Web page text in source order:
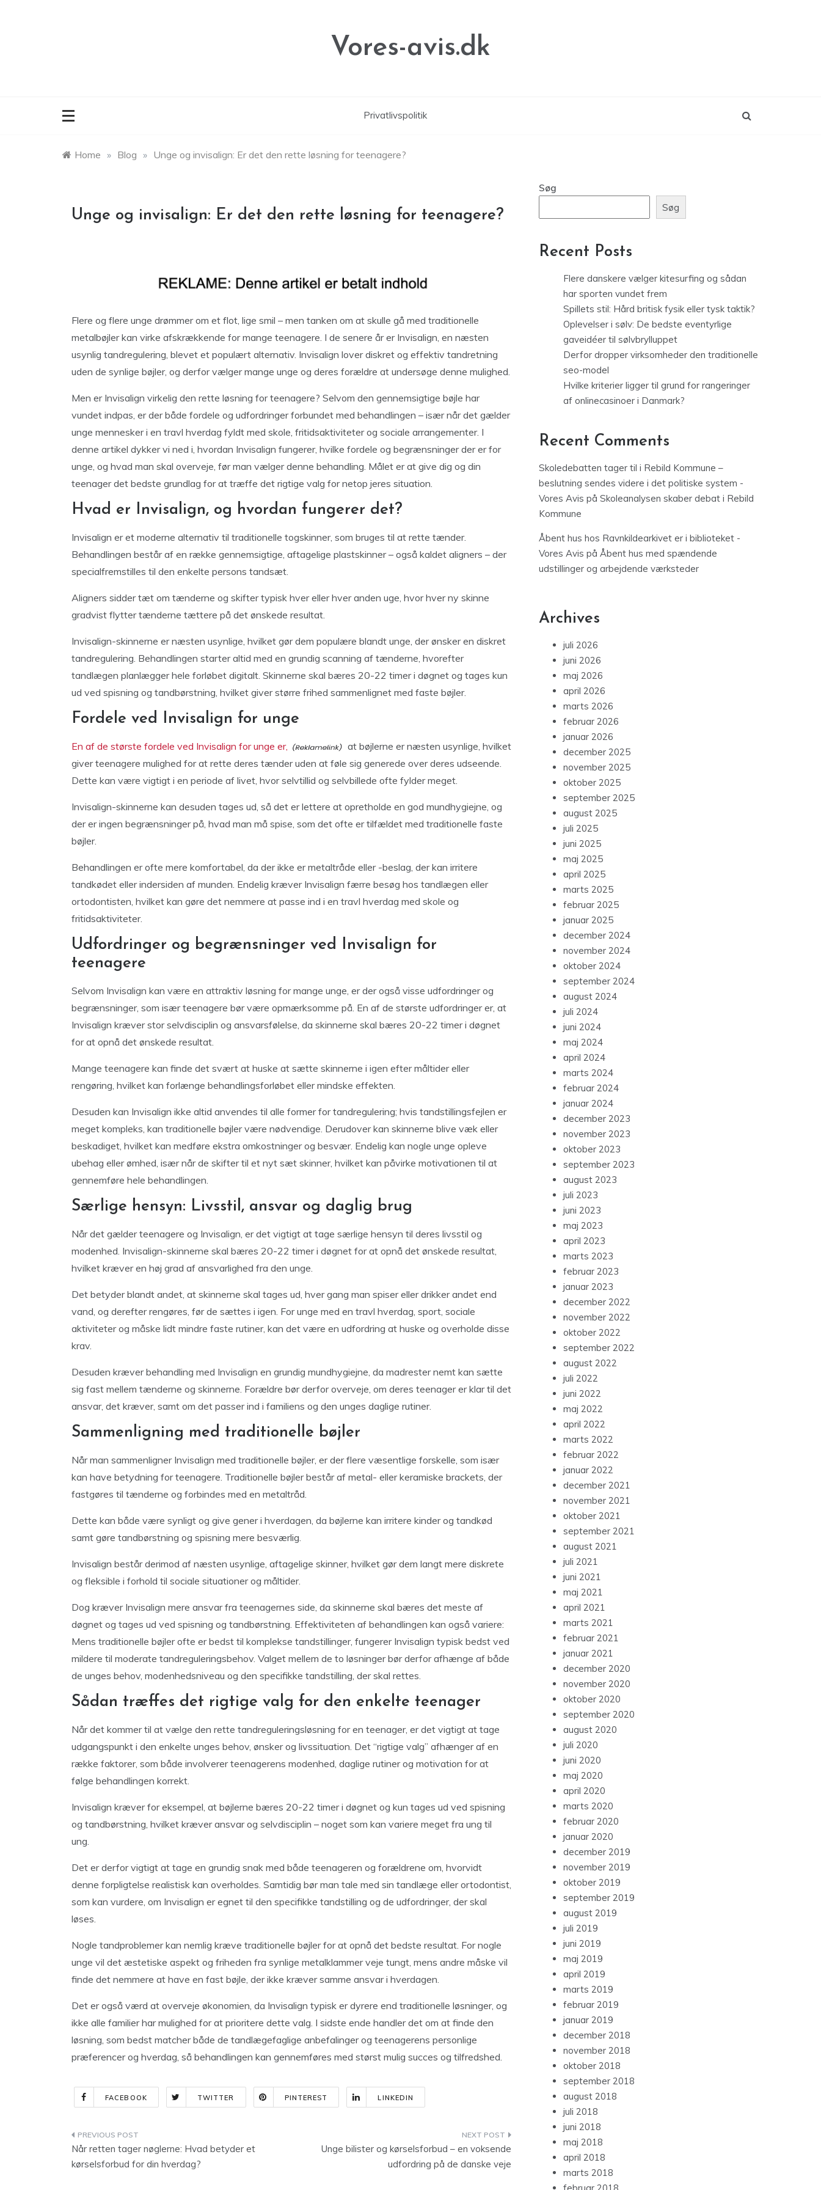
Vores-avis.dk
Privatlivspolitik
Home » Blog » Unge og invisalign: Er det den rette løsning for teenagere?
Unge og invisalign: Er det den rette løsning for teenagere?
Flere og flere unge drømmer om et flot, lige smil – men tanken om at skulle gå med traditionelle
metalbøjler kan virke afskrækkende for mange teenagere. I de senere år er Invisalign, en næsten
usynlig tandregulering, blevet et populært alternativ. Invisalign lover diskret og effektiv tandretning
uden de synlige bøjler, og derfor vælger mange unge og deres forældre at undersøge denne mulighed.
Men er Invisalign virkelig den rette løsning for teenagere? Selvom den gennemsigtige bøjle har
vundet indpas, er der både fordele og udfordringer forbundet med behandlingen – især når det gælder
unge mennesker i en travl hverdag fyldt med skole, fritidsaktiviteter og sociale arrangementer. I
denne artikel dykker vi ned i, hvordan Invisalign fungerer, hvilke fordele og begrænsninger der er for
unge, og hvad man skal overveje, før man vælger denne behandling. Målet er at give dig og din
teenager det bedste grundlag for at træffe det rigtige valg for netop jeres situation.
Hvad er Invisalign, og hvordan fungerer det?
Invisalign er et moderne alternativ til traditionelle togskinner, som bruges til at rette tænder.
Behandlingen består af en række gennemsigtige, aftagelige plastskinner – også kaldet aligners – der
specialfremstilles til den enkelte persons tandsæt.
Aligners sidder tæt om tænderne og skifter typisk hver eller hver anden uge, hvor hver ny skinne
gradvist flytter tænderne tættere på det ønskede resultat.
Invisalign-skinnerne er næsten usynlige, hvilket gør dem populære blandt unge, der ønsker en diskret
tandregulering. Behandlingen starter altid med en grundig scanning af tænderne, hvorefter
tandlægen planlægger hele forløbet digitalt. Skinnerne skal bæres 20-22 timer i døgnet og tages kun
ud ved spisning og tandbørstning, hvilket giver større frihed sammenlignet med faste bøjler.
Fordele ved Invisalign for unge
En af de største fordele ved Invisalign for unge er,
at bøjlerne er næsten usynlige, hvilket
giver teenagere mulighed for at rette deres tænder uden at føle sig generede over deres udseende.
Dette kan være vigtigt i en periode af livet, hvor selvtillid og selvbillede ofte fylder meget.
Invisalign-skinnerne kan desuden tages ud, så det er lettere at opretholde en god mundhygiejne, og
der er ingen begrænsninger på, hvad man må spise, som det ofte er tilfældet med traditionelle faste
bøjler.
Behandlingen er ofte mere komfortabel, da der ikke er metaltråde eller -beslag, der kan irritere
tandkødet eller indersiden af munden. Endelig kræver Invisalign færre besøg hos tandlægen eller
ortodontisten, hvilket kan gøre det nemmere at passe ind i en travl hverdag med skole og
fritidsaktiviteter.
Udfordringer og begrænsninger ved Invisalign for
teenagere
Selvom Invisalign kan være en attraktiv løsning for mange unge, er der også visse udfordringer og
begrænsninger, som især teenagere bør være opmærksomme på. En af de største udfordringer er, at
Invisalign kræver stor selvdisciplin og ansvarsfølelse, da skinnerne skal bæres 20-22 timer i døgnet
for at opnå det ønskede resultat.
Mange teenagere kan finde det svært at huske at sætte skinnerne i igen efter måltider eller
rengøring, hvilket kan forlænge behandlingsforløbet eller mindske effekten.
Desuden kan Invisalign ikke altid anvendes til alle former for tandregulering; hvis tandstillingsfejlen er
meget kompleks, kan traditionelle bøjler være nødvendige. Derudover kan skinnerne blive væk eller
beskadiget, hvilket kan medføre ekstra omkostninger og besvær. Endelig kan nogle unge opleve
ubehag eller ømhed, især når de skifter til et nyt sæt skinner, hvilket kan påvirke motivationen til at
gennemføre hele behandlingen.
Særlige hensyn: Livsstil, ansvar og daglig brug
Når det gælder teenagere og Invisalign, er det vigtigt at tage særlige hensyn til deres livsstil og
modenhed. Invisalign-skinnerne skal bæres 20-22 timer i døgnet for at opnå det ønskede resultat,
hvilket kræver en høj grad af ansvarlighed fra den unge.
Det betyder blandt andet, at skinnerne skal tages ud, hver gang man spiser eller drikker andet end
vand, og derefter rengøres, før de sættes i igen. For unge med en travl hverdag, sport, sociale
aktiviteter og måske lidt mindre faste rutiner, kan det være en udfordring at huske og overholde disse
krav.
Desuden kræver behandling med Invisalign en grundig mundhygiejne, da madrester nemt kan sætte
sig fast mellem tænderne og skinnerne. Forældre bør derfor overveje, om deres teenager er klar til det
ansvar, det kræver, samt om det passer ind i familiens og den unges daglige rutiner.
Sammenligning med traditionelle bøjler
Når man sammenligner Invisalign med traditionelle bøjler, er der flere væsentlige forskelle, som især
kan have betydning for teenagere. Traditionelle bøjler består af metal- eller keramiske brackets, der
fastgøres til tænderne og forbindes med en metaltråd.
Dette kan både være synligt og give gener i hverdagen, da bøjlerne kan irritere kinder og tandkød
samt gøre tandbørstning og spisning mere besværlig.
Invisalign består derimod af næsten usynlige, aftagelige skinner, hvilket gør dem langt mere diskrete
og fleksible i forhold til sociale situationer og måltider.
Dog kræver Invisalign mere ansvar fra teenagernes side, da skinnerne skal bæres det meste af
døgnet og tages ud ved spisning og tandbørstning. Effektiviteten af behandlingen kan også variere:
Mens traditionelle bøjler ofte er bedst til komplekse tandstillinger, fungerer Invisalign typisk bedst ved
mildere til moderate tandreguleringsbehov. Valget mellem de to løsninger bør derfor afhænge af både
de unges behov, modenhedsniveau og den specifikke tandstilling, der skal rettes.
Sådan træffes det rigtige valg for den enkelte teenager
Når det kommer til at vælge den rette tandreguleringsløsning for en teenager, er det vigtigt at tage
udgangspunkt i den enkelte unges behov, ønsker og livssituation. Det “rigtige valg” afhænger af en
række faktorer, som både involverer teenagerens modenhed, daglige rutiner og motivation for at
følge behandlingen korrekt.
Invisalign kræver for eksempel, at bøjlerne bæres 20-22 timer i døgnet og kun tages ud ved spisning
og tandbørstning, hvilket kræver ansvar og selvdisciplin – noget som kan variere meget fra ung til
ung.
Det er derfor vigtigt at tage en grundig snak med både teenageren og forældrene om, hvorvidt
denne forpligtelse realistisk kan overholdes. Samtidig bør man tale med sin tandlæge eller ortodontist,
som kan vurdere, om Invisalign er egnet til den specifikke tandstilling og de udfordringer, der skal
løses.
Nogle tandproblemer kan nemlig kræve traditionelle bøjler for at opnå det bedste resultat. For nogle
unge vil det æstetiske aspekt og friheden fra synlige metalklammer veje tungt, mens andre måske vil
finde det nemmere at have en fast bøjle, der ikke kræver samme ansvar i hverdagen.
Det er også værd at overveje økonomien, da Invisalign typisk er dyrere end traditionelle løsninger, og
ikke alle familier har mulighed for at prioritere dette valg. I sidste ende handler det om at finde den
løsning, som bedst matcher både de tandlægefaglige anbefalinger og teenagerens personlige
præferencer og hverdag, så behandlingen kan gennemføres med størst mulig succes og tilfredshed.
FACEBOOK TWITTER PINTEREST LINKEDIN
Indlægsnavigation
Når retten tager nøglerne: Hvad betyder et
kørselsforbud for din hverdag?
Unge bilister og kørselsforbud – en voksende
udfordring på de danske veje
Søg
Søg
Recent Posts
Flere danskere vælger kitesurfing og sådan
har sporten vundet frem
Spillets stil: Hård britisk fysik eller tysk taktik?
Oplevelser i sølv: De bedste eventyrlige
gaveidéer til sølvbrylluppet
Derfor dropper virksomheder den traditionelle
seo-model
Hvilke kriterier ligger til grund for rangeringer
af onlinecasinoer i Danmark?
Recent Comments
Skoledebatten tager til i Rebild Kommune –
beslutning sendes videre i det politiske system -
Vores Avis på Skoleanalysen skaber debat i Rebild
Kommune
Åbent hus hos Ravnkildearkivet er i biblioteket -
Vores Avis på Åbent hus med spændende
udstillinger og arbejdende værksteder
Archives
juli 2026
juni 2026
maj 2026
april 2026
marts 2026
februar 2026
januar 2026
december 2025
november 2025
oktober 2025
september 2025
august 2025
juli 2025
juni 2025
maj 2025
april 2025
marts 2025
februar 2025
januar 2025
december 2024
november 2024
oktober 2024
september 2024
august 2024
juli 2024
juni 2024
maj 2024
april 2024
marts 2024
februar 2024
januar 2024
december 2023
november 2023
oktober 2023
september 2023
august 2023
juli 2023
juni 2023
maj 2023
april 2023
marts 2023
februar 2023
januar 2023
december 2022
november 2022
oktober 2022
september 2022
august 2022
juli 2022
juni 2022
maj 2022
april 2022
marts 2022
februar 2022
januar 2022
december 2021
november 2021
oktober 2021
september 2021
august 2021
juli 2021
juni 2021
maj 2021
april 2021
marts 2021
februar 2021
januar 2021
december 2020
november 2020
oktober 2020
september 2020
august 2020
juli 2020
juni 2020
maj 2020
april 2020
marts 2020
februar 2020
januar 2020
december 2019
november 2019
oktober 2019
september 2019
august 2019
juli 2019
juni 2019
maj 2019
april 2019
marts 2019
februar 2019
januar 2019
december 2018
november 2018
oktober 2018
september 2018
august 2018
juli 2018
juni 2018
maj 2018
april 2018
marts 2018